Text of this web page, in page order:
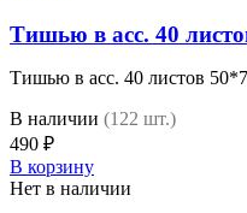
Тишью в асс. 40
Тишью в асс. 40 листов
В наличии (122 шт.)
490 ₽
В корзину
Нет в наличии